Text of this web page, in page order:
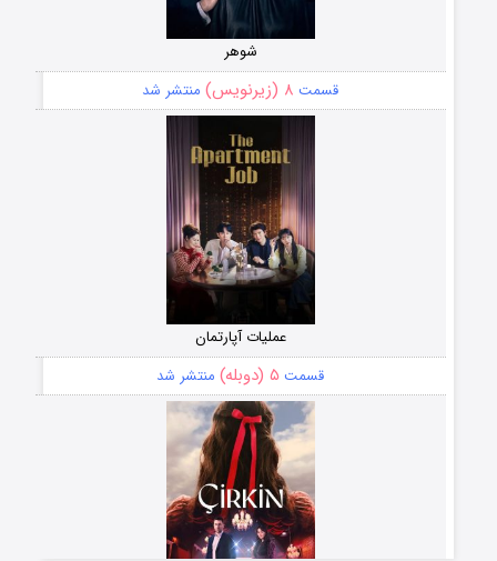
شوهر
قسمت ۸ (زیرنویس) منتشر شد
عملیات آپارتمان
قسمت ۵ (دوبله) منتشر شد